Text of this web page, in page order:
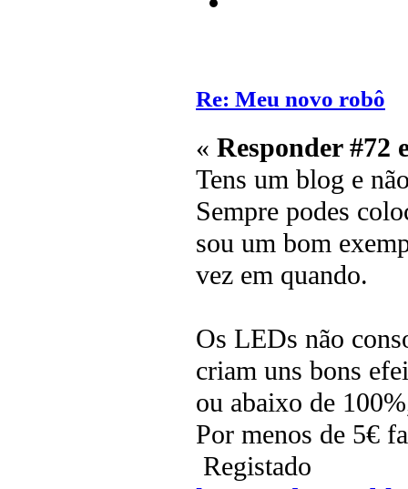
Re: Meu novo robô
« Responder #72
Tens um blog e
Sempre podes
sou um bom
vez em quando.
Os LEDs não
criam uns bons
ou abaixo de
Por menos de 5€
Registado